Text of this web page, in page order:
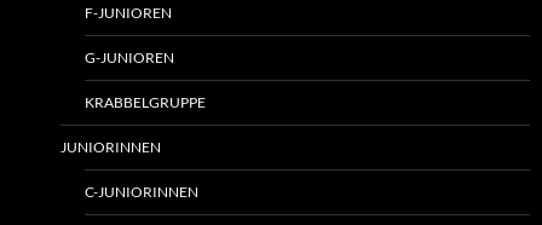
F-JUNIOREN
G-JUNIOREN
KRABBELGRUPPE
JUNIORINNEN
C-JUNIORINNEN